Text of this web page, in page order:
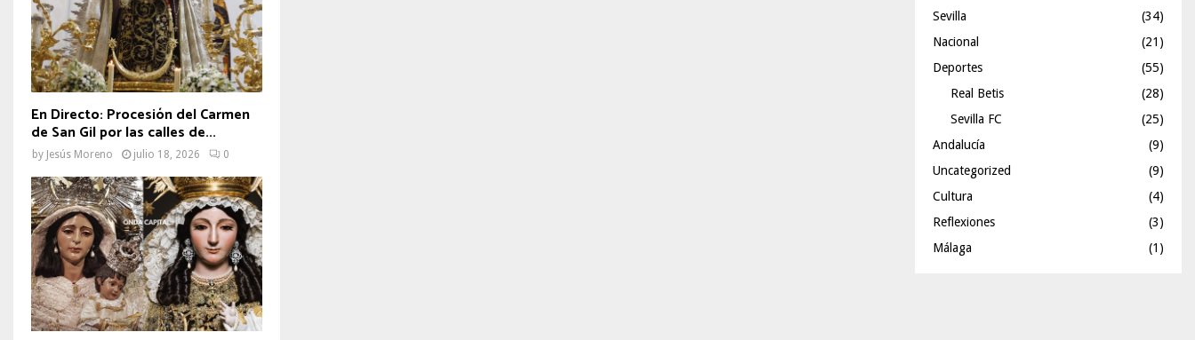
En Directo: Procesión del Carmen
de San Gil por las calles de...
by Jesús Moreno julio 18, 2026 0
Sevilla
(34)
Nacional
(21)
Deportes
(55)
Real Betis
(28)
Sevilla FC
(25)
Andalucía
(9)
Uncategorized
(9)
Cultura
(4)
Reflexiones
(3)
Málaga
(1)